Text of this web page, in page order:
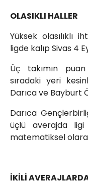
OLASIKLI HALLER
Yüksek olasılıklı
ligde kalıp Sivas
Üç takımın
sıradaki yeri
Darıca ve Bayburt
Darıca
üçlü averajda ligi
matematiksel
İKİLİ